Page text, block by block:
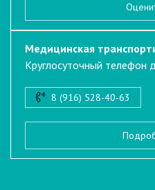
Медицинская
Круглосуточный телефон
8 (916) 528-40-63